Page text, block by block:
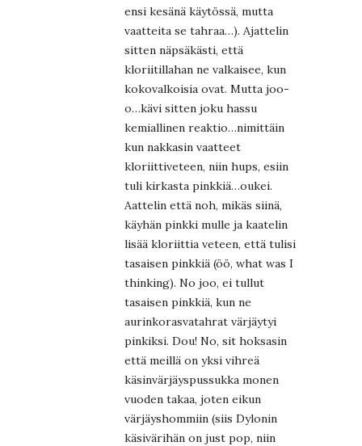
ensi kesänä käytössä, mutta
vaatteita se tahraa…). Ajattelin
sitten näpsäkästi, että
kloriitillahan ne valkaisee, kun
kokovalkoisia ovat. Mutta joo-
o…kävi sitten joku hassu
kemiallinen reaktio…nimittäin
kun nakkasin vaatteet
kloriittiveteen, niin hups, esiin
tuli kirkasta pinkkiä…oukei.
Aattelin että noh, mikäs siinä,
käyhän pinkki mulle ja kaatelin
lisää kloriittia veteen, että tulisi
tasaisen pinkkiä (öö, what was I
thinking). No joo, ei tullut
tasaisen pinkkiä, kun ne
aurinkorasvatahrat värjäytyi
pinkiksi. Dou! No, sit hoksasin
että meillä on yksi vihreä
käsinvärjäyspussukka monen
vuoden takaa, joten eikun
värjäyshommiin (siis Dylonin
käsivärihän on just pop, niin